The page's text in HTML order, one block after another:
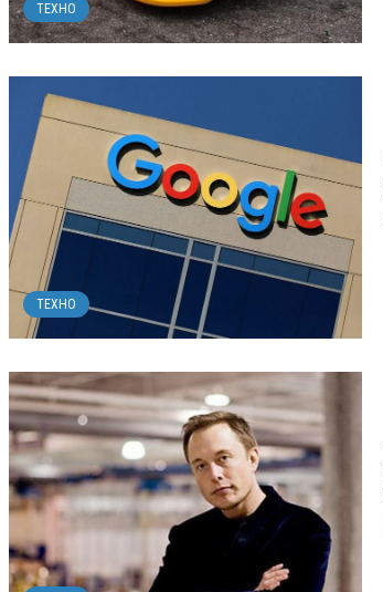
ТЕХНО
ТЕХНО